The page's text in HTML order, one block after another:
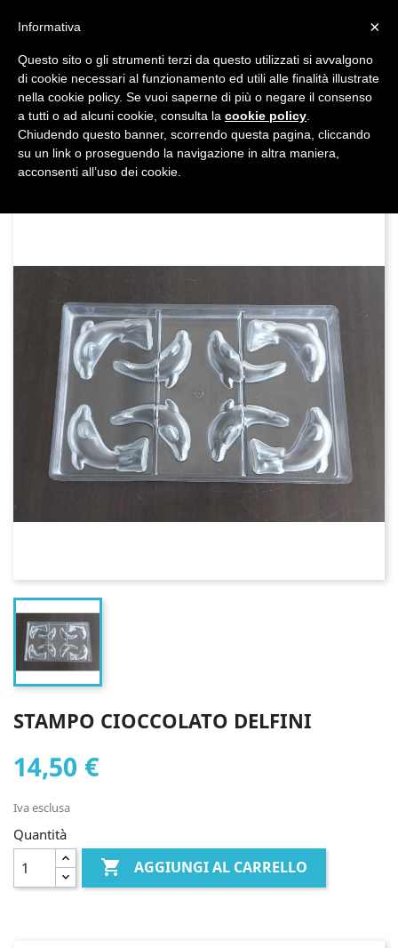
 shopping_cart
DAL 1977

MADE IN ITALY E UE
STAMPO CIOCCOLATO DELFINI
14,50 €
Iva esclusa
Quantità
 AGGIUNGI AL CARRELLO
×
Informativa
Questo sito o gli strumenti terzi da questo utilizzati si avvalgono
di cookie necessari al funzionamento ed utili alle finalità illustrate
nella cookie policy. Se vuoi saperne di più o negare il consenso
a tutti o ad alcuni cookie, consulta la cookie policy
Chiudendo questo banner, scorrendo questa pagina, cliccando
su un link o proseguendo la navigazione in altra maniera,
acconsenti all’uso dei cookie.